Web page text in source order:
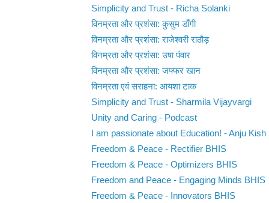
Simplicity and Trust - Richa Solanki
विनम्रता और प्रशंसा: कुसुम डाँगी
विनम्रता और प्रशंसा: राजेश्वरी राठौड़
विनम्रता और प्रशंसा: उषा पंवार
विनम्रता और प्रशंसा: जफ्फर खान
विनम्रता एवं सराहना: आयशा टाक
Simplicity and Trust - Sharmila Vijayvargi
Unity and Caring - Podcast
I am passionate about Education! - Anju Kish
Freedom & Peace - Rectifier BHIS
Freedom & Peace - Optimizers BHIS
Freedom and Peace - Engaging Minds BHIS
Freedom & Peace - Innovators BHIS